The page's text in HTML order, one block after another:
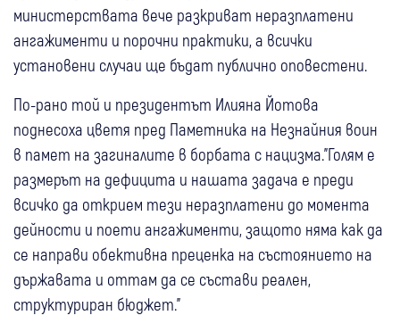
министерствата вече разкриват неразплатени
ангажименти и порочни практики, а всички
установени случаи ще бъдат публично оповестени.
По-рано той и президентът Илияна Йотова
поднесоха цветя пред Паметника на Незнайния воин
в памет на загиналите в борбата с нацизма."Голям е
размерът на дефицита и нашата задача е преди
всичко да открием тези неразплатени до момента
дейности и поети ангажименти, защото няма как да
се направи обективна преценка на състоянието на
държавата и оттам да се състави реален,
структуриран бюджет."